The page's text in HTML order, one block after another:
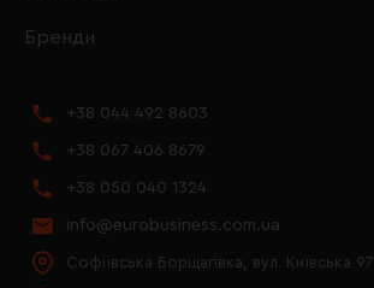
Бренди
+38 044 492 8603
+38 067 406 8679
+38 050 040 1324
info@eurobusiness.com.ua
Софіївська Борщагівка, вул. Київська 97